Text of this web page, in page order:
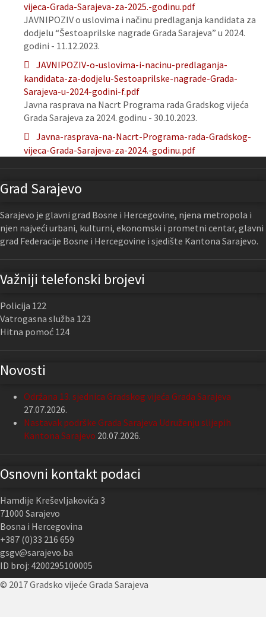
vijeca-Grada-Sarajeva-za-2025.-godinu.pdf
JAVNIPOZIV o uslovima i načinu predlaganja kandidata za
dodjelu “Šestoaprilske nagrade Grada Sarajeva” u 2024.
godini - 11.12.2023.
JAVNIPOZIV-o-uslovima-i-nacinu-predlaganja-
kandidata-za-dodjelu-Sestoaprilske-nagrade-Grada-
Sarajeva-u-2024-godini-f.pdf
Javna rasprava na Nacrt Programa rada Gradskog vijeća
Grada Sarajeva za 2024. godinu - 30.10.2023.
Javna-rasprava-na-Nacrt-Programa-rada-Gradskog-
vijeca-Grada-Sarajeva-za-2024.-godinu.pdf
Grad Sarajevo
Sarajevo je glavni grad Bosne i Hercegovine, njena metropola i
njen najveći urbani, kulturni, ekonomski i prometni centar, glavni
grad Federacije Bosne i Hercegovine i sjedište Kantona Sarajevo.
Važniji telefonski brojevi
Policija 122
Vatrogasna služba 123
Hitna pomoć 124
Novosti
Održana 13. sjednica Gradskog vijeća Grada Sarajeva
27.07.2026.
Nastavak podrške Grada Sarajeva Udruženju slijepih
Kantona Sarajevo 20.07.2026.
Osnovni kontakt podaci
Hamdije Kreševljakovića 3
71000 Sarajevo
Bosna i Hercegovina
+387 (0)33 216 659
gsgv@sarajevo.ba
ID broj: 4200295100005
© 2017 Gradsko vijeće Grada Sarajeva